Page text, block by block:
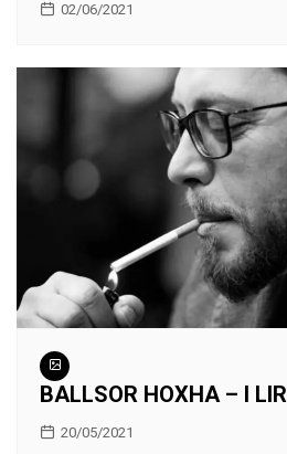
02/06/2021
BALLSOR HOXHA – I
20/05/2021